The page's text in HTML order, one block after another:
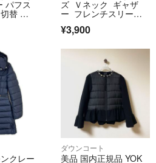
パフス
替 ブ
ズ Ｖネック ギャザ
ー フレンチスリー
ブ ブラウス パー
ル オフィス オフィス
ル
¥3,900
クレー
ダウンコート
美品 国内正規品 YOK